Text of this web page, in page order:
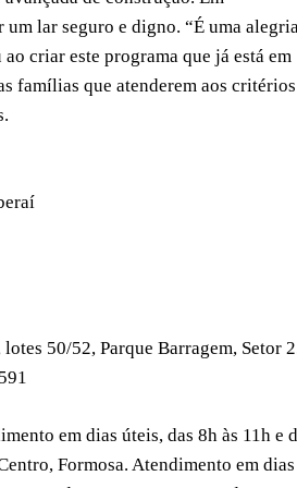
lar seguro e digno. “É uma
criar este programa que já está em
famílias que atenderem aos critérios
50/52, Parque Barragem, Setor
em dias úteis, das 8h às 11h e
Formosa. Atendimento em dias